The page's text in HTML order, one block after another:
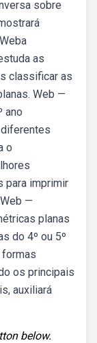
sobre
as
classificar as
Web —
ano
o
para imprimir
—
planas
do 4º ou 5º
os principais
auxiliará
below.